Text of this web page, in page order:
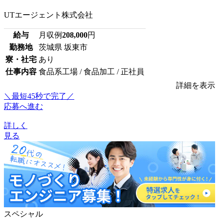
UTエージェント株式会社
給与 月収例208,000円
勤務地
茨城県 坂東市
寮・社宅 あり
仕事内容 食品系工場 / 食品加工 / 正社員
詳細を表示
＼最短45秒で完了／
応募へ進む
詳しく
見る
スペシャル